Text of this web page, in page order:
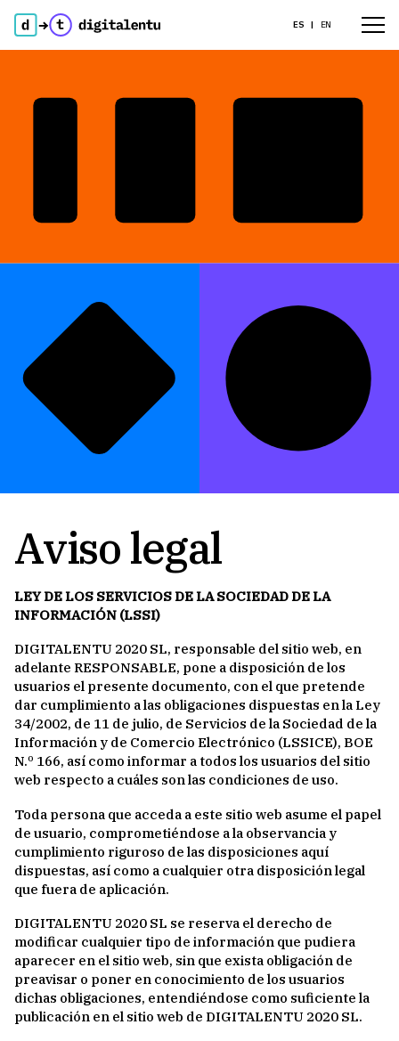
ES EN
Aviso legal
LEY DE LOS SERVICIOS DE LA SOCIEDAD DE LA
INFORMACIÓN (LSSI)
DIGITALENTU 2020 SL, responsable del sitio web, en
adelante RESPONSABLE, pone a disposición de los
usuarios el presente documento, con el que pretende
dar cumplimiento a las obligaciones dispuestas en la Ley
34/2002, de 11 de julio, de Servicios de la Sociedad de la
Información y de Comercio Electrónico (LSSICE), BOE
N.º 166, así como informar a todos los usuarios del sitio
web respecto a cuáles son las condiciones de uso.
Toda persona que acceda a este sitio web asume el papel
de usuario, comprometiéndose a la observancia y
cumplimiento riguroso de las disposiciones aquí
dispuestas, así como a cualquier otra disposición legal
que fuera de aplicación.
DIGITALENTU 2020 SL se reserva el derecho de
modificar cualquier tipo de información que pudiera
aparecer en el sitio web, sin que exista obligación de
preavisar o poner en conocimiento de los usuarios
dichas obligaciones, entendiéndose como suficiente la
publicación en el sitio web de DIGITALENTU 2020 SL.